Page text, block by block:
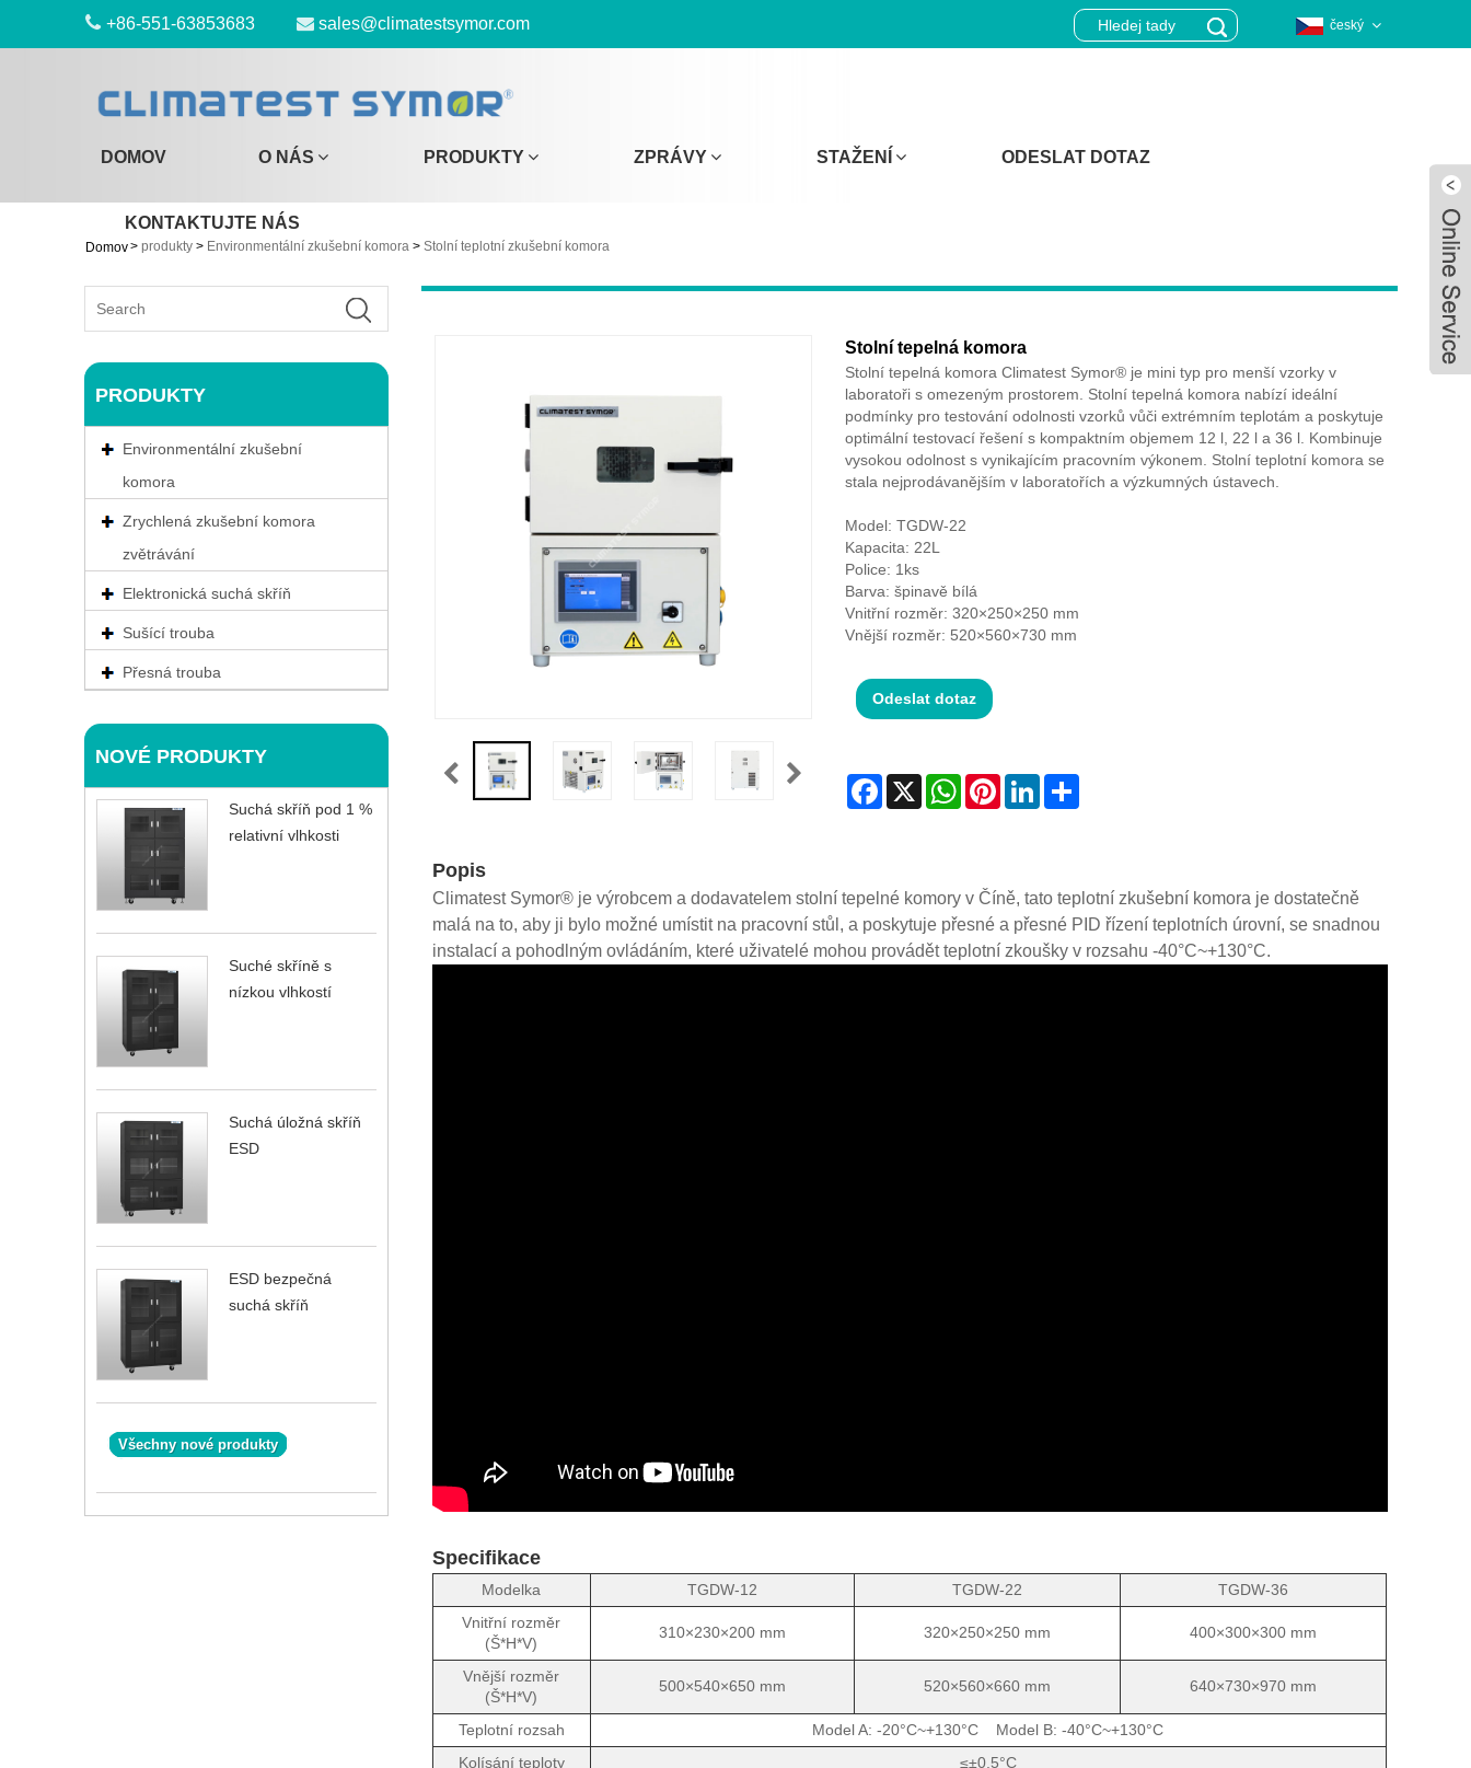
+86-551-63853683 sales@climatestsymor.com český
DOMOV O NÁS PRODUKTY ZPRÁVY STAŽENÍ ODESLAT DOTAZ
KONTAKTUJTE NÁS
Domov> produkty > Environmentální zkušební komora > Stolní teplotní zkušební komora
PRODUKTY
Environmentální zkušební
komora
Zrychlená zkušební komora
zvětrávání
Elektronická suchá skříň
Sušící trouba
Přesná trouba
NOVÉ PRODUKTY
Suchá skříň pod 1 %
relativní vlhkosti
Suché skříně s
nízkou vlhkostí
Suchá úložná skříň
ESD
ESD bezpečná
suchá skříň
Všechny nové produkty
Stolní tepelná komora
Stolní tepelná komora Climatest Symor® je mini typ pro menší vzorky v
laboratoři s omezeným prostorem. Stolní tepelná komora nabízí ideální
podmínky pro testování odolnosti vzorků vůči extrémním teplotám a poskytuje
optimální testovací řešení s kompaktním objemem 12 l, 22 l a 36 l. Kombinuje
vysokou odolnost s vynikajícím pracovním výkonem. Stolní teplotní komora se
stala nejprodávanějším v laboratořích a výzkumných ústavech.
Model: TGDW-22
Kapacita: 22L
Police: 1ks
Barva: špinavě bílá
Vnitřní rozměr: 320×250×250 mm
Vnější rozměr: 520×560×730 mm
Odeslat dotaz
Facebook
X WhatsAppPinterestLinkedInShare
Popis
Climatest Symor® je výrobcem a dodavatelem stolní tepelné komory v Číně, tato teplotní zkušební komora je dostatečně
malá na to, aby ji bylo možné umístit na pracovní stůl, a poskytuje přesné a přesné PID řízení teplotních úrovní, se snadnou
instalací a pohodlným ovládáním, které uživatelé mohou provádět teplotní zkoušky v rozsahu -40°C~+130°C.
Specifikace
Modelka TGDW-12 TGDW-22
TGDW-36
Vnitřní rozměr
(Š*H*V)
310×230×200 mm 320×250×250 mm 400×300×300 mm
Vnější rozměr
(Š*H*V)
500×540×650 mm 520×560×660 mm 640×730×970 mm
Teplotní rozsah
Model A: -20°C~+130°C Model B: -40°C~+130°C
Kolísání teploty
≤±0,5°C